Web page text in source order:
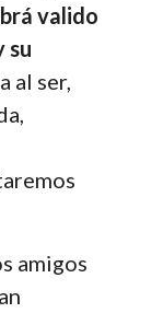
valido
su
al ser,
amigos